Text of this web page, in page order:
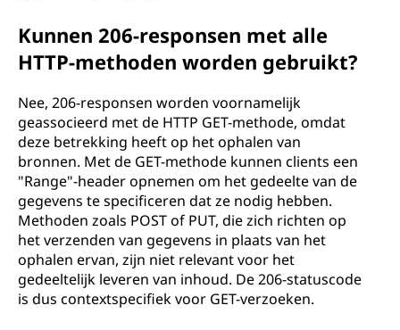
Kunnen 206-responsen met alle
HTTP-methoden worden gebruikt?
Nee, 206-responsen worden voornamelijk
geassocieerd met de HTTP GET-methode, omdat
deze betrekking heeft op het ophalen van
bronnen. Met de GET-methode kunnen clients een
"Range"-header opnemen om het gedeelte van de
gegevens te specificeren dat ze nodig hebben.
Methoden zoals POST of PUT, die zich richten op
het verzenden van gegevens in plaats van het
ophalen ervan, zijn niet relevant voor het
gedeeltelijk leveren van inhoud. De 206-statuscode
is dus contextspecifiek voor GET-verzoeken.